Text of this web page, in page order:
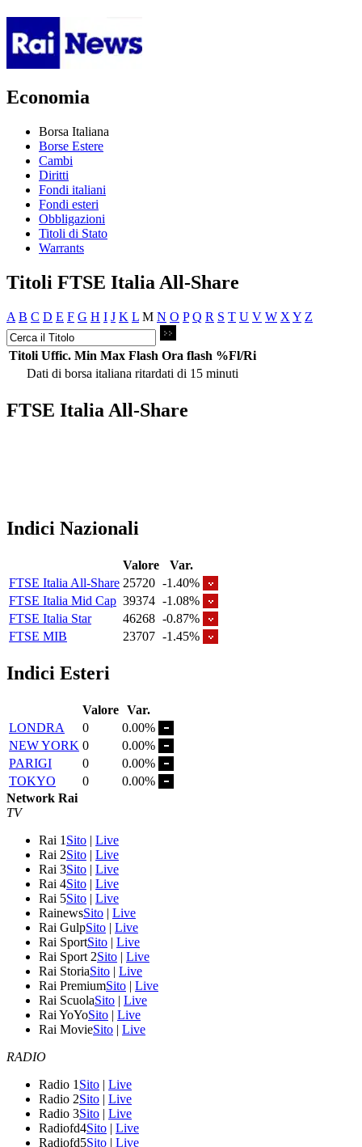
Economia
Borsa Italiana
Borse Estere
Cambi
Diritti
Fondi italiani
Fondi esteri
Obbligazioni
Titoli di Stato
Warrants
Titoli FTSE Italia All-Share
A B C D E F G H I J K L M N O P Q R S T U V W X Y Z
Titoli Uffic. Min Max Flash Ora flash %Fl/Ri
Dati di borsa italiana ritardati di 15 minuti
FTSE Italia All-Share
Indici Nazionali
Valore
Var.
FTSE Italia All-Share 25720 -1.40%
FTSE Italia Mid Cap 39374 -1.08%
FTSE Italia Star
46268 -0.87%
FTSE MIB
23707 -1.45%
Indici Esteri
Valore Var.
LONDRA
0
0.00%
NEW YORK 0
0.00%
PARIGI
0
0.00%
TOKYO
0
0.00%
Network Rai
TV
Rai 1 Sito | Live
Rai 2Sito | Live
Rai 3Sito | Live
Rai 4Sito | Live
Rai 5Sito | Live
RainewsSito | Live
Rai GulpSito | Live
Rai SportSito | Live
Rai Sport 2Sito | Live
Rai StoriaSito | Live
Rai PremiumSito | Live
Rai ScuolaSito | Live
Rai YoYoSito | Live
Rai MovieSito | Live
RADIO
Radio 1 Sito | Live
Radio 2Sito | Live
Radio 3Sito | Live
Radiofd4Sito | Live
Radiofd5Sito | Live